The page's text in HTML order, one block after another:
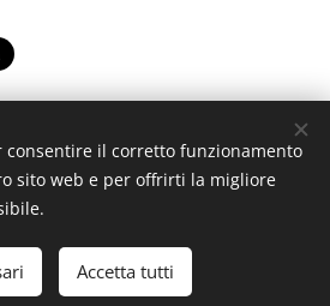
U Riggitanu. Tutti i diritti riservati.
mastru pignataru menti a manica a
undi a voli
Cookies
consentire il corretto funzionamento
sito web e per offrirti la migliore
Accetta tutti